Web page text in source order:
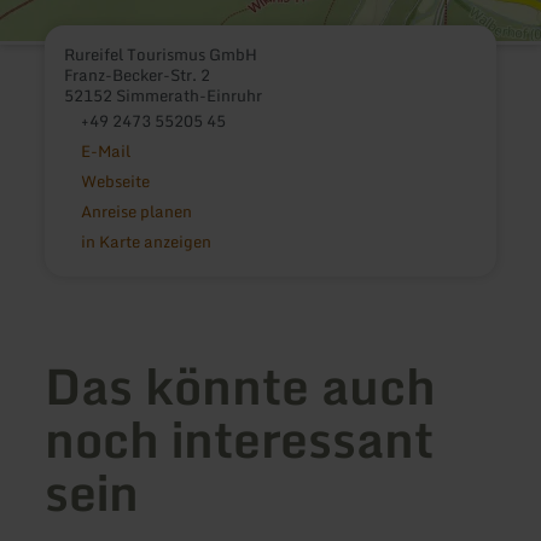
Rureifel Tourismus GmbH
Franz-Becker-Str. 2
52152 Simmerath-Einruhr
+49 2473 55205 45
E-Mail
Webseite
Anreise planen
in Karte anzeigen
Das könnte auch
noch interessant
sein